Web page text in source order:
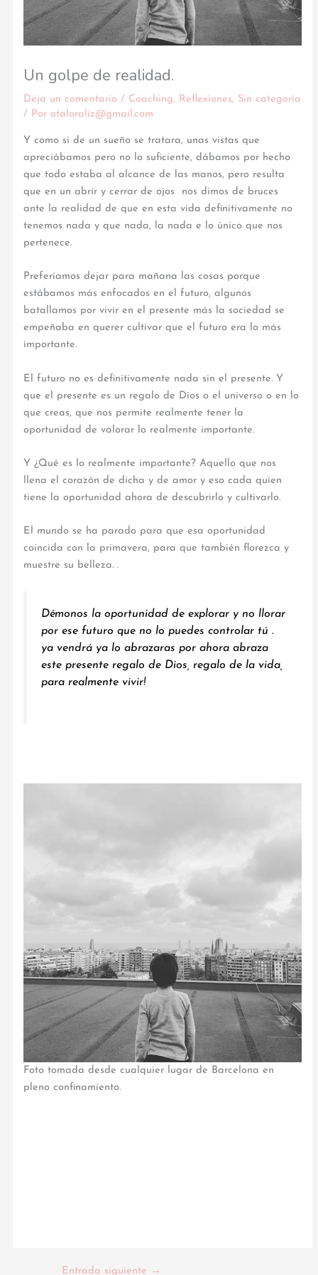
Un golpe de realidad.
Deja un comentario / Coaching, Reflexiones, Sin categoría
/ Por otaloraliz@gmail.com
Y como si de un sueño se tratara, unas vistas que
apreciábamos pero no lo suficiente, dábamos por hecho
que todo estaba al alcance de las manos, pero resulta
que en un abrir y cerrar de ojos nos dimos de bruces
ante la realidad de que en esta vida definitivamente no
tenemos nada y que nada, la nada e lo único que nos
pertenece.
Preferíamos dejar para mañana las cosas porque
estábamos más enfocados en el futuro, algunos
batallamos por vivir en el presente más la sociedad se
empeñaba en querer cultivar que el futuro era lo más
importante.
El futuro no es definitivamente nada sin el presente. Y
que el presente es un regalo de Dios o el universo o en lo
que creas, que nos permite realmente tener la
oportunidad de valorar lo realmente importante.
Y ¿Qué es lo realmente importante? Aquello que nos
llena el corazón de dicha y de amor y eso cada quien
tiene la oportunidad ahora de descubrirlo y cultivarlo.
El mundo se ha parado para que esa oportunidad
coincida con la primavera, para que también florezca y
muestre su belleza. .
Démonos la oportunidad de explorar y no llorar
por ese futuro que no lo puedes controlar tú .
ya vendrá ya lo abrazaras por ahora abraza
este presente regalo de Dios, regalo de la vida,
para realmente vivir!
Foto tomada desde cualquier lugar de Barcelona en
pleno confinamiento.
Entrada siguiente →